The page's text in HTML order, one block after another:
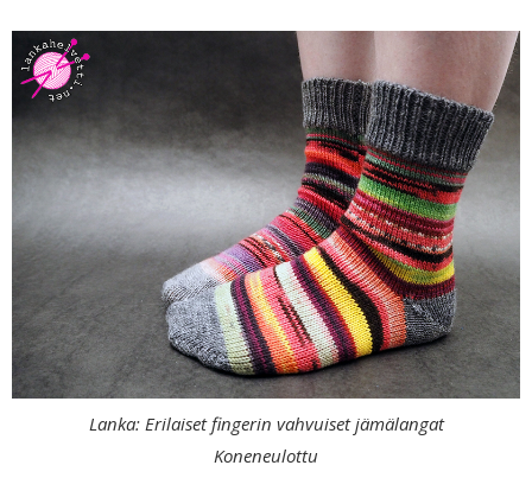
Lanka: Erilaiset fingerin vahvuiset jämälangat
Koneneulottu